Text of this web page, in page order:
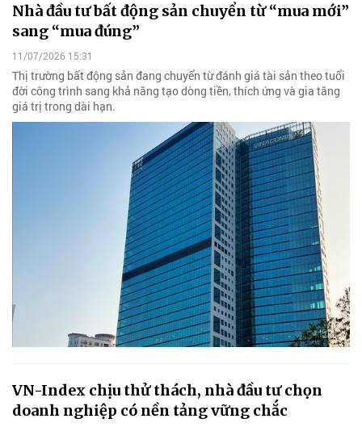
Nhà đầu tư bất động sản chuyển từ “mua mới”
sang “mua đúng”
11/07/2026 15:31
Thị trường bất động sản đang chuyển từ đánh giá tài sản theo tuổi
đời công trình sang khả năng tạo dòng tiền, thích ứng và gia tăng
giá trị trong dài hạn.
VN-Index chịu thử thách, nhà đầu tư chọn
doanh nghiệp có nền tảng vững chắc